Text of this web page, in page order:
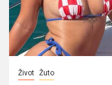
Život Žuto